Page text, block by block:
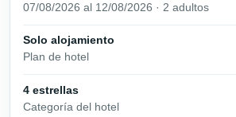
07/08/2026 al 12/08/2026 · 2 adultos
Solo alojamiento
Plan de hotel
4 estrellas
Categoría del hotel